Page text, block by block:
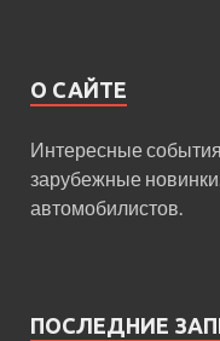
О САЙТЕ
Интересные
зарубежные
автомобилистов.
ПОСЛЕДНИЕ